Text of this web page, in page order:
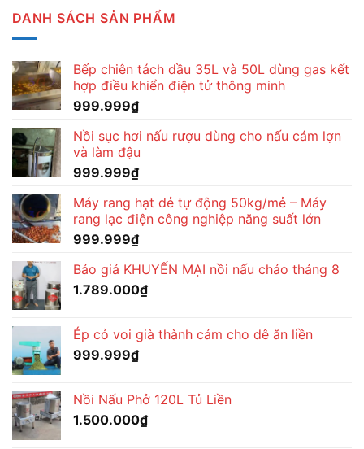
DANH SÁCH SẢN PHẨM
Bếp chiên tách dầu 35L và 50L dùng gas kết
hợp điều khiển điện tử thông minh
999.999₫
Nồi sục hơi nấu rượu dùng cho nấu cám lợn
và làm đậu
999.999₫
Máy rang hạt dẻ tự động 50kg/mẻ – Máy
rang lạc điện công nghiệp năng suất lớn
999.999₫
Báo giá KHUYẾN MẠI nồi nấu cháo tháng 8
1.789.000₫
Ép cỏ voi già thành cám cho dê ăn liền
999.999₫
Nồi Nấu Phở 120L Tủ Liền
1.500.000₫